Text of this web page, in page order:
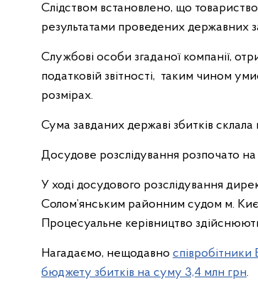
Слідством встановлено, що
результатами проведених державних
Службові особи згаданої компанії,
податковій звітності, таким чином
розмірах.
Сума завданих державі збитків
Досудове розслідування розпочато на
У ході досудового розслідування
Солом’янським районним судом м.
Процесуальне керівництво
Нагадаємо, нещодавно
бюджету збитків на суму 3,4 млн грн.